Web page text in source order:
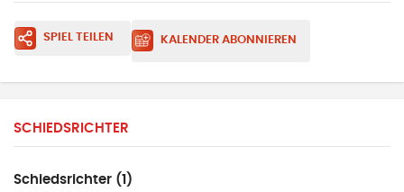
SPIEL TEILEN KALENDER ABONNIEREN
SCHIEDSRICHTER
Schiedsrichter (1)